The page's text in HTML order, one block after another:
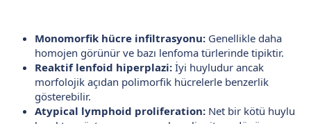
Monomorfik hücre infiltrasyonu: Genellikle daha
homojen görünür ve bazı lenfoma türlerinde tipiktir.
Reaktif lenfoid hiperplazi: İyi huyludur ancak
morfolojik açıdan polimorfik hücrelerle benzerlik
gösterebilir.
Atypical lymphoid proliferation: Net bir kötü huylu